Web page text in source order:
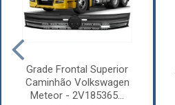
Grade Frontal Superior
Caminhão Volkswagen
Meteor - 2V185365...